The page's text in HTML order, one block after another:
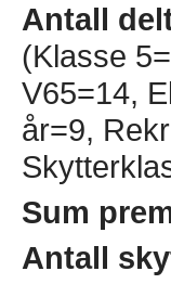
Antall
(Klasse
V65=14,
år=9,
Sum
Antall